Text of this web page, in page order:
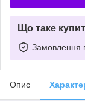
Що таке
Замовлення
Опис